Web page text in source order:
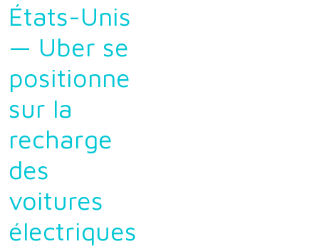
États-Unis
— Uber se
positionne
sur la
recharge
des
voitures
électriques